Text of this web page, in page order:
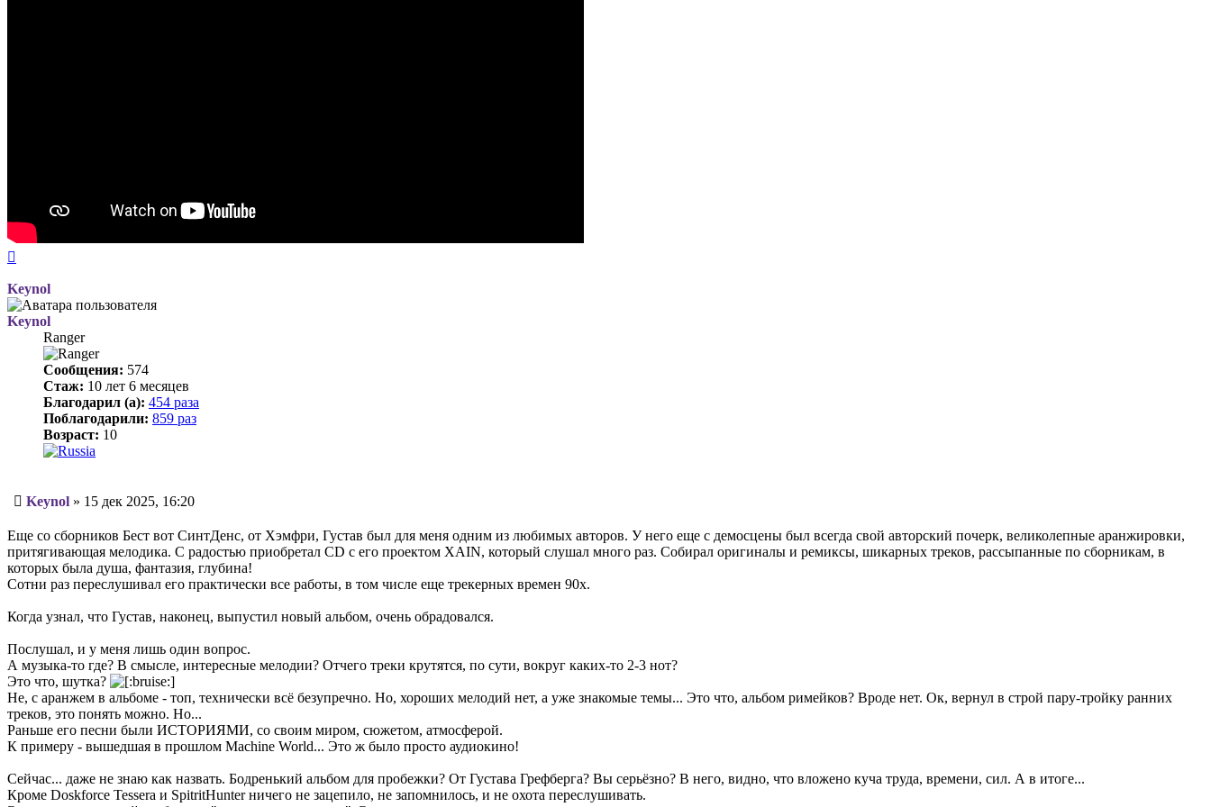
началу
Keynol
Keynol
Ranger
Сообщения: 574
Стаж: 10 лет 6 месяцев
Благодарил (а): 454 раза
Поблагодарили: 859 раз
Возраст: 10
Сообщение
Keynol » 15 дек 2025, 16:20
Еще со сборников Бест вот СинтДенс, от Хэмфри, Густав был для меня одним из любимых авторов. У него еще с демосцены был всегда свой авторский почерк, великолепные аранжировки,
притягивающая мелодика. С радостью приобретал CD c его проектом XAIN, который слушал много раз. Собирал оригиналы и ремиксы, шикарных треков, рассыпанные по сборникам, в
которых была душа, фантазия, глубина!
Сотни раз переслушивал его практически все работы, в том числе еще трекерных времен 90х.
Когда узнал, что Густав, наконец, выпустил новый альбом, очень обрадовался.
Послушал, и у меня лишь один вопрос.
А музыка-то где? В смысле, интересные мелодии? Отчего треки крутятся, по сути, вокруг каких-то 2-3 нот?
Это что, шутка?
Не, с аранжем в альбоме - топ, технически всё безупречно. Но, хороших мелодий нет, а уже знакомые темы... Это что, альбом римейков? Вроде нет. Ок, вернул в строй пару-тройку ранних
треков, это понять можно. Но...
Раньше его песни были ИСТОРИЯМИ, со своим миром, сюжетом, атмосферой.
К примеру - вышедшая в прошлом Machine World... Это ж было просто аудиокино!
Сейчас... даже не знаю как назвать. Бодренький альбом для пробежки? От Густава Грефберга? Вы серьёзно? В него, видно, что вложено куча труда, времени, сил. А в итоге...
Кроме Doskforce Tessera и SpitritHunter ничего не зацепило, не запомнилось, и не охота переслушивать.